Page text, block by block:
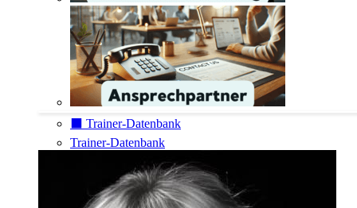
⬛️ Trainer-Datenbank
Trainer-Datenbank